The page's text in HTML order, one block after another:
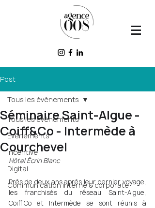
Post
Tous les événements
Événements
Incentive
Digital
Communication interne & corporate
Tous les événements
Séminaire Saint-Algue -
Coiff&Co - Intermède à
Courchevel
Hôtel Écrin Blanc
Près de deux ans après leur dernier voyage,
les franchisés du réseau Saint-Algue,
Coiff'Co et Intermède se sont réunis à